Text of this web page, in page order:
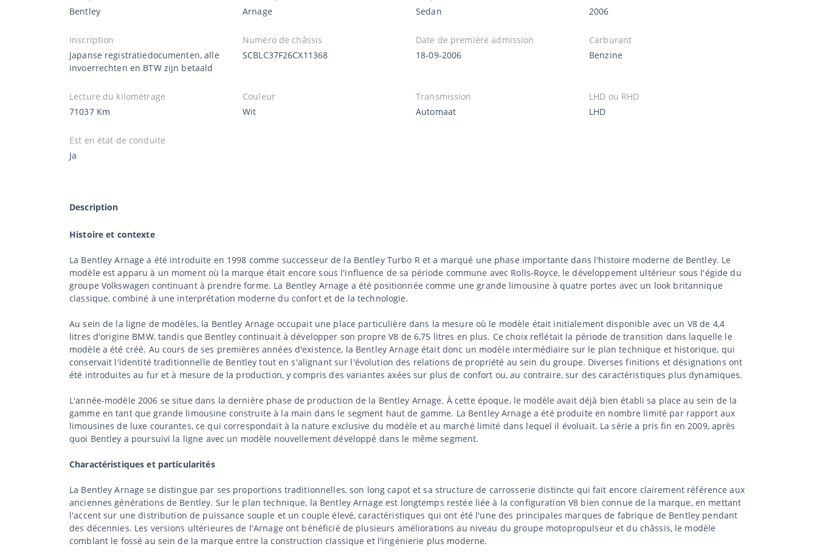
Bentley
Arnage
Sedan
2006
Inscription
Japanse registratiedocumenten, alle
invoerrechten en BTW zijn betaald
Numéro de châssis
SCBLC37F26CX11368
Date de première admission
18-09-2006
Carburant
Benzine
Lecture du kilométrage
71037 Km
Couleur
Wit
Transmission
Automaat
LHD ou RHD
LHD
Est en état de conduite
Ja
Description
Histoire et contexte
La Bentley Arnage a été introduite en 1998 comme successeur de la Bentley Turbo R et a marqué une phase importante dans l'histoire moderne de Bentley. Le
modèle est apparu à un moment où la marque était encore sous l'influence de sa période commune avec Rolls-Royce, le développement ultérieur sous l'égide du
groupe Volkswagen continuant à prendre forme. La Bentley Arnage a été positionnée comme une grande limousine à quatre portes avec un look britannique
classique, combiné à une interprétation moderne du confort et de la technologie.
Au sein de la ligne de modèles, la Bentley Arnage occupait une place particulière dans la mesure où le modèle était initialement disponible avec un V8 de 4,4
litres d'origine BMW, tandis que Bentley continuait à développer son propre V8 de 6,75 litres en plus. Ce choix reflétait la période de transition dans laquelle le
modèle a été créé. Au cours de ses premières années d'existence, la Bentley Arnage était donc un modèle intermédiaire sur le plan technique et historique, qui
conservait l'identité traditionnelle de Bentley tout en s'alignant sur l'évolution des relations de propriété au sein du groupe. Diverses finitions et désignations ont
été introduites au fur et à mesure de la production, y compris des variantes axées sur plus de confort ou, au contraire, sur des caractéristiques plus dynamiques.
L'année-modèle 2006 se situe dans la dernière phase de production de la Bentley Arnage. À cette époque, le modèle avait déjà bien établi sa place au sein de la
gamme en tant que grande limousine construite à la main dans le segment haut de gamme. La Bentley Arnage a été produite en nombre limité par rapport aux
limousines de luxe courantes, ce qui correspondait à la nature exclusive du modèle et au marché limité dans lequel il évoluait. La série a pris fin en 2009, après
quoi Bentley a poursuivi la ligne avec un modèle nouvellement développé dans le même segment.
Charactéristiques et particularités
La Bentley Arnage se distingue par ses proportions traditionnelles, son long capot et sa structure de carrosserie distincte qui fait encore clairement référence aux
anciennes générations de Bentley. Sur le plan technique, la Bentley Arnage est longtemps restée liée à la configuration V8 bien connue de la marque, en mettant
l'accent sur une distribution de puissance souple et un couple élevé, caractéristiques qui ont été l'une des principales marques de fabrique de Bentley pendant
des décennies. Les versions ultérieures de l'Arnage ont bénéficié de plusieurs améliorations au niveau du groupe motopropulseur et du châssis, le modèle
comblant le fossé au sein de la marque entre la construction classique et l'ingénierie plus moderne.